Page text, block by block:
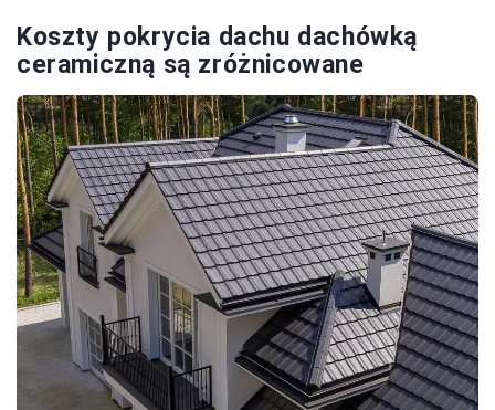
Koszty pokrycia dachu dachówką
ceramiczną są zróżnicowane